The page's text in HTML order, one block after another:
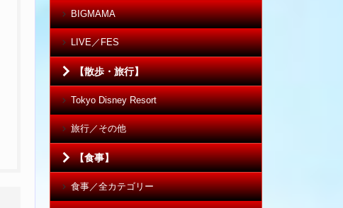
BIGMAMA
LIVE／FES
【散歩・旅行】
Tokyo Disney Resort
旅行／その他
【食事】
食事／全カテゴリー